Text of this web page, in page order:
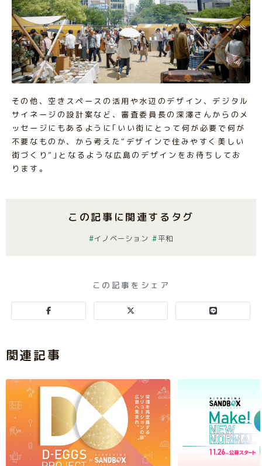
その他、空きスペースの活用や水辺のデザイン、デジタル
サイネージの設計案など、審査委員長の深澤さんからのメ
ッセージにもあるように｢いい街にとって何が必要で何が
不要なものか、から考えた“デザインで住みやすく美しい
街づくり”｣となるような広島のデザインをお待ちしてお
ります。
この記事に関連するタグ
イノベーション 平和
この記事をシェア
関連記事